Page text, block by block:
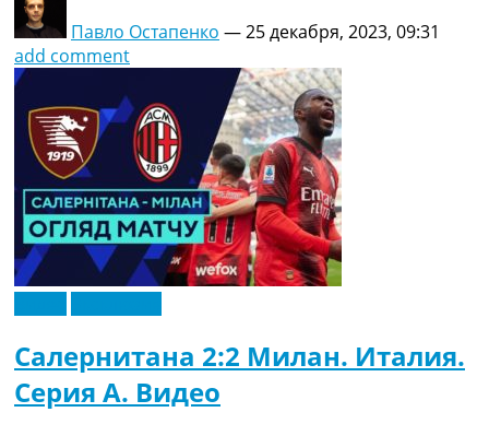
Павло Остапенко —25 декабря, 2023, 09:31
add comment
Салернитана 2:2 Милан. Италия.
Серия A. Видео